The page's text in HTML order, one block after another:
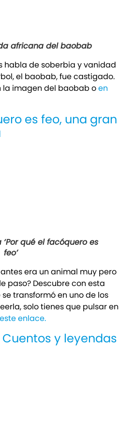
africana del baobab
habla de soberbia y vanidad
el baobab, fue castigado.
la imagen del baobab oen
es feo, una gran
qué el facóquero es
feo’
era un animal muy pero
paso? Descubre con esta
transformó en uno de los
solo tienes que pulsar en
este enlace.
y leyendas